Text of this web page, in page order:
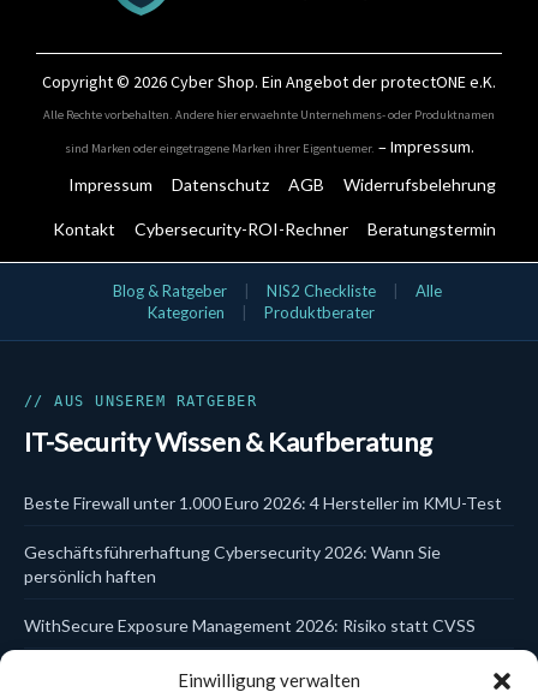
Einwilligung verwalten
Copyright © 2026Cyber Shop. Ein Angebot der protectONE e.K.
Alle Rechte vorbehalten. Andere hier erwaehnte Unternehmens- oder Produktnamen
sind Marken oder eingetragene Marken ihrer Eigentuemer. –Impressum.
Impressum Datenschutz AGB Widerrufsbelehrung
Kontakt Cybersecurity-ROI-Rechner Beratungstermin
IT-Security Kategorien
Bundles
Data Security
DSGVO & KI
Endpoint Security
Firewalls
Hersteller
Incident Response
Kanzlei-Schulungen
Blog & Ratgeber NIS2 Checkliste
Alle
Kategorien
Produktberater
// AUS UNSEREM RATGEBER
IT-Security Wissen & Kaufberatung
Beste Firewall unter 1.000 Euro 2026: 4 Hersteller im KMU-Test
Geschäftsführerhaftung Cybersecurity 2026: Wann Sie
persönlich haften
WithSecure Exposure Management 2026: Risiko statt CVSS
Trellix Data Encryption DSGVO 2026: Laptop- und USB-Schutz